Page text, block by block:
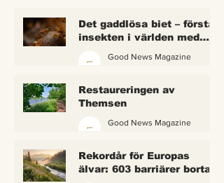
Det gaddlösa biet – första
insekten i världen med
Good News Magazine
Restaureringen av
Themsen
Good News Magazine
Rekordår för Europas
älvar: 603 barriärer borta